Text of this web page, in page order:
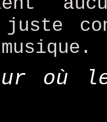
juste
où